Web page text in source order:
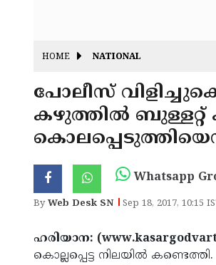
HOME NATIONAL
പോലീസ്
കഴുത്തില്‍ ബുള്ളറ്റ്
Whatsapp
ByWeb Desk SN Sep 18, 2017, 10:15
ഹരിയാന:
കൊല്ലപ്പെട്ട നിലയില്‍